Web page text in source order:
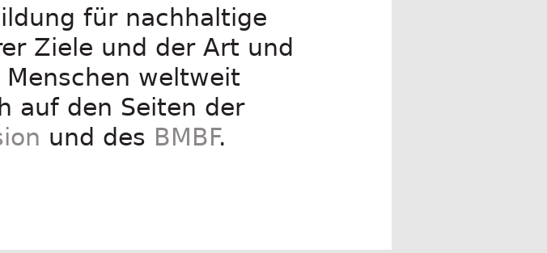
für nachhaltige
Ziele und der Art und
Menschen weltweit
auf den Seiten der
und des BMBF.